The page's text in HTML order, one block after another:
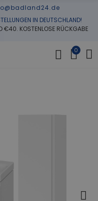
IN DEUTSCHLAND!
€40. KOSTENLOSE RÜCKGABE
0